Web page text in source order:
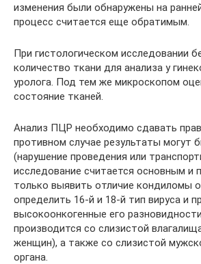
изменения были обнаружены на
процесс считается еще обратимым.
При гистологическом исследовании
количество ткани для анализа у
уролога. Под тем же микроскопом
состояние тканей.
Анализ ПЦР необходимо сдавать
противном случае результаты могут
(нарушение проведения или
исследование считается основным и
только выявить отличие кондиломы
определить 16-й и 18-й тип вируса и
высокоонкогенные его
производится со слизистой
женщин), а также со слизистой
органа.